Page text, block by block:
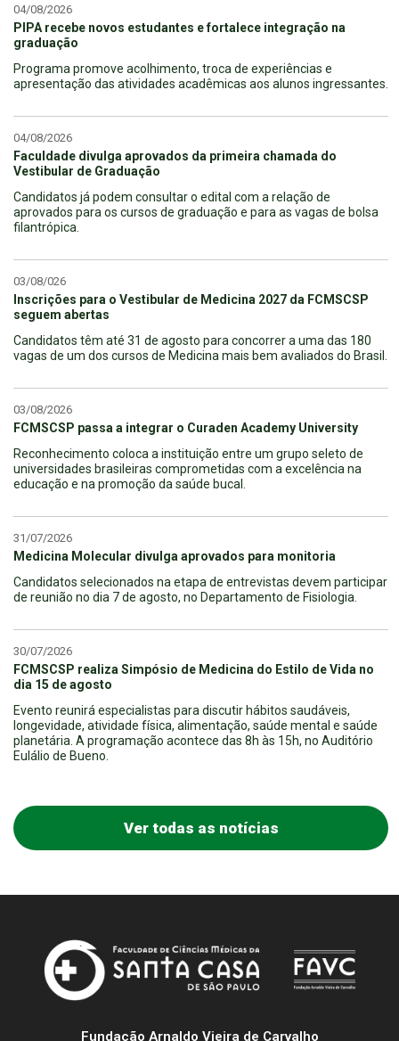
04/08/2026
PIPA recebe novos estudantes e fortalece integração na
graduação
Programa promove acolhimento, troca de experiências e
apresentação das atividades acadêmicas aos alunos ingressantes.
04/08/2026
Faculdade divulga aprovados da primeira chamada do
Vestibular de Graduação
Candidatos já podem consultar o edital com a relação de
aprovados para os cursos de graduação e para as vagas de bolsa
filantrópica.
03/08/026
Inscrições para o Vestibular de Medicina 2027 da FCMSCSP
seguem abertas
Candidatos têm até 31 de agosto para concorrer a uma das 180
vagas de um dos cursos de Medicina mais bem avaliados do Brasil.
03/08/2026
FCMSCSP passa a integrar o Curaden Academy University
Reconhecimento coloca a instituição entre um grupo seleto de
universidades brasileiras comprometidas com a excelência na
educação e na promoção da saúde bucal.
31/07/2026
Medicina Molecular divulga aprovados para monitoria
Candidatos selecionados na etapa de entrevistas devem participar
de reunião no dia 7 de agosto, no Departamento de Fisiologia.
30/07/2026
FCMSCSP realiza Simpósio de Medicina do Estilo de Vida no
dia 15 de agosto
Evento reunirá especialistas para discutir hábitos saudáveis,
longevidade, atividade física, alimentação, saúde mental e saúde
planetária. A programação acontece das 8h às 15h, no Auditório
Eulálio de Bueno.
Ver todas as notícias
Fundação Arnaldo Vieira de Carvalho